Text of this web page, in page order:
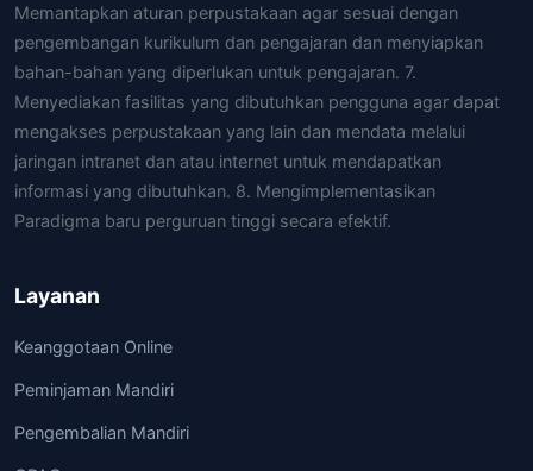
Memantapkan aturan perpustakaan agar sesuai dengan
pengembangan kurikulum dan pengajaran dan menyiapkan
bahan-bahan yang diperlukan untuk pengajaran. 7.
Menyediakan fasilitas yang dibutuhkan pengguna agar dapat
mengakses perpustakaan yang lain dan mendata melalui
jaringan intranet dan atau internet untuk mendapatkan
informasi yang dibutuhkan. 8. Mengimplementasikan
Paradigma baru perguruan tinggi secara efektif.
Layanan
Keanggotaan Online
Peminjaman Mandiri
Pengembalian Mandiri